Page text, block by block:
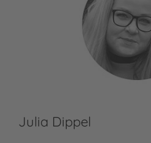
Julia Dippel